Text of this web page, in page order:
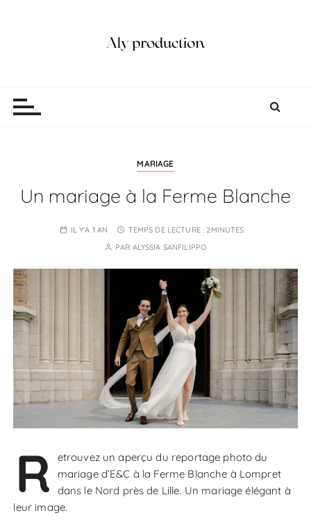
MARIAGE
Un mariage à la Ferme Blanche
IL Y'A 1 AN TEMPS DE LECTURE :2MINUTES
PAR ALYSSIA SANFILIPPO
R
etrouvez un aperçu du reportage photo du
mariage d’E&C à la Ferme Blanche à Lompret
dans le Nord près de Lille. Un mariage élégant à
leur image.